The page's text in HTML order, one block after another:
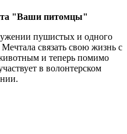
"Ваши питомцы"
пушистых и одного
связать свою жизнь с
и теперь помимо
в волонтерском